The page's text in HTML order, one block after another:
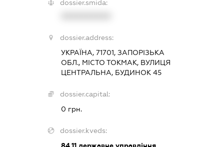
dossier.smida:
dossier.address:
УКРАЇНА, 71701, ЗАПОРІЗЬКА
ОБЛ., МІСТО ТОКМАК, ВУЛИЦЯ
ЦЕНТРАЛЬНА, БУДИНОК 45
dossier.capital:
0 грн.
dossier.kveds: